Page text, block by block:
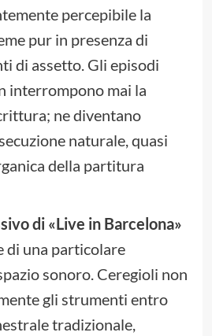
percepibile la
pur in presenza di
di assetto. Gli episodi
interrompono mai la
ne diventano
naturale, quasi
della partitura
di «Live in Barcelona»
una particolare
sonoro. Ceregioli non
gli strumenti entro
tradizionale,